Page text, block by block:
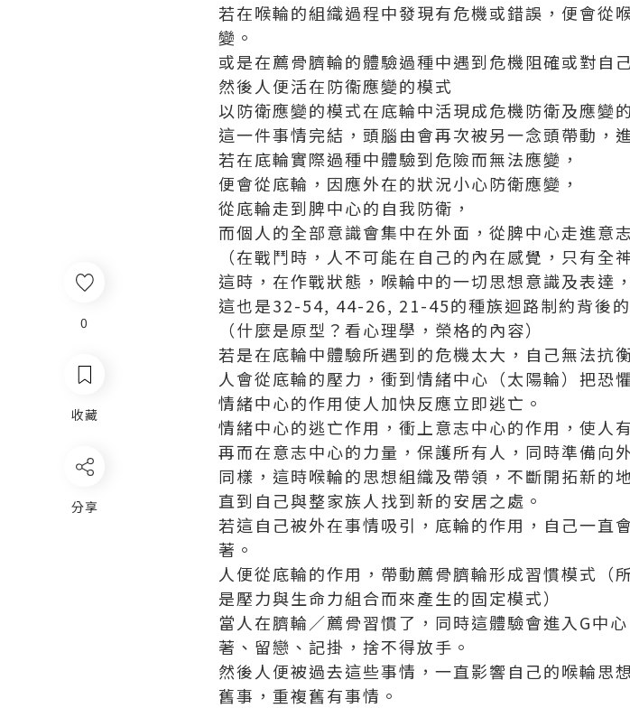
0
收藏
分享
若在喉輪的組織過程中發現有危機或錯誤，便會從
變。
或是在薦骨臍輪的體驗過種中遇到危機阻確或對自
然後人便活在防衞應變的模式
以防衛應變的模式在底輪中活現成危機防衛及應變
這一件事情完結，頭腦由會再次被另一念頭帶動，
若在底輪實際過種中體驗到危險而無法應變，
便會從底輪，因應外在的狀況小心防衛應變，
從底輪走到脾中心的自我防衛，
而個人的全部意識會集中在外面，從脾中心走進意
（在戰鬥時，人不可能在自己的內在感覺，只有全
這時，在作戰狀態，喉輪中的一切思想意識及表達
這也是32-54, 44-26, 21-45的種族迴路制約背後的
（什麼是原型？看心理學，榮格的內容）
若是在底輪中體驗所遇到的危機太大，自己無法抗
人會從底輪的壓力，衝到情緒中心（太陽輪）把恐
情緒中心的作用使人加快反應立即逃亡。
情緒中心的逃亡作用，衝上意志中心的作用，使人
再而在意志中心的力量，保護所有人，同時準備向
同樣，這時喉輪的思想組織及帶領，不斷開拓新的
直到自己與整家族人找到新的安居之處。
若這自己被外在事情吸引，底輪的作用，自己一直
著。
人便從底輪的作用，帶動薦骨臍輪形成習慣模式（
是壓力與生命力組合而來產生的固定模式）
當人在臍輪／薦骨習慣了，同時這體驗會進入G中
著、留戀、記掛，捨不得放手。
然後人便被過去這些事情，一直影響自己的喉輪思
舊事，重複舊有事情。